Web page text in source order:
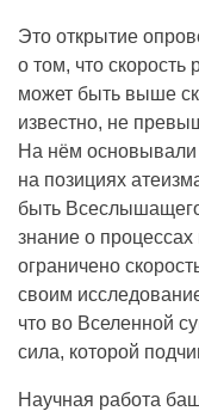
Это открытие
о том, что
может быть выше
известно, не
На нём основывали
на позициях
быть
знание о
ограничено
своим
что во Вселенной
сила, которой
Научная работа